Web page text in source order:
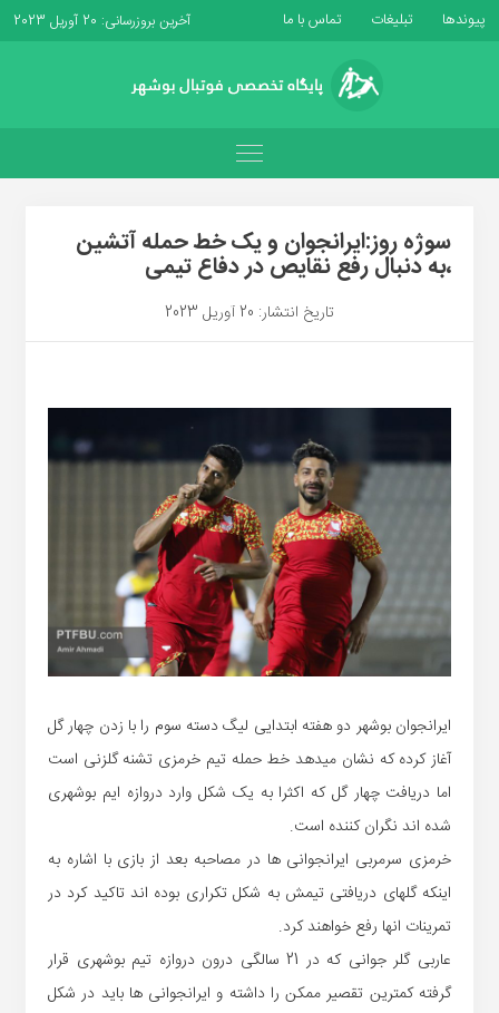
پیوندها تبلیغات تماس با ما آخرین بروزرسانی: 20 آوریل 2023
سوژه روز:ایرانجوان و یک خط حمله آتشین
،به دنبال رفع نقایص در دفاع تیمی
تاریخ انتشار: 20 آوریل 2023
ایرانجوان بوشهر دو هفته ابتدایی لیگ دسته سوم را با زدن چهار گل
آغاز کرده که نشان میدهد خط حمله تیم خرمزی تشنه گلزنی است
اما دریافت چهار گل که اکثرا به یک شکل وارد دروازه ایم بوشهری
شده اند نگران کننده است.
خرمزی سرمربی ایرانجوانی ها در مصاحبه بعد از بازی با اشاره به
اینکه گلهای دریافتی تیمش به شکل تکراری بوده اند تاکید کرد در
تمرینات انها رفع خواهند کرد.
عاربی گلر جوانی که در 21 سالگی درون دروازه تیم بوشهری قرار
گرفته کمترین تقصیر ممکن را داشته و ایرانجوانی ها باید در شکل